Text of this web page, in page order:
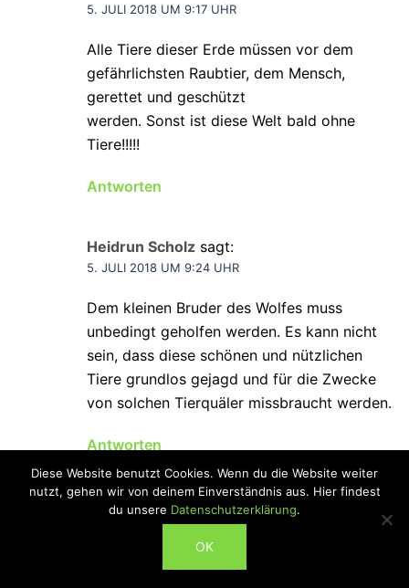
5. JULI 2018 UM 9:17 UHR
Alle Tiere dieser Erde müssen vor dem
gefährlichsten Raubtier, dem Mensch,
gerettet und geschützt
werden. Sonst ist diese Welt bald ohne
Tiere!!!!!
Antworten
Heidrun Scholz sagt:
5. JULI 2018 UM 9:24 UHR
Dem kleinen Bruder des Wolfes muss
unbedingt geholfen werden. Es kann nicht
sein, dass diese schönen und nützlichen
Tiere grundlos gejagd und für die Zwecke
von solchen Tierquäler missbraucht werden.
Antworten
Elke Beckerwerth sagt:
5. JULI 2018 UM 10:06 UHR
Keine Qualen für alle Lebewesen!!!
Diese Website benutzt Cookies. Wenn du die Website weiter
nutzt, gehen wir von deinem Einverständnis aus. Hier findest
du unsere Datenschutzerklärung.
OK